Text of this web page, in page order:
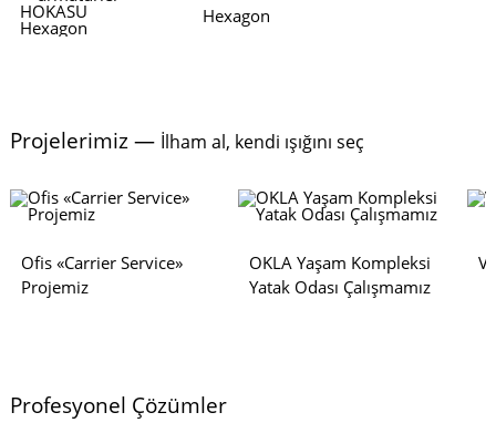
Hexagon
Projelerimiz — İlham al, kendi ışığını seç
Ofis «Carrier Service»
Projemiz
OKLA Yaşam Kompleksi
Yatak Odası Çalışmamız
Profesyonel Çözümler